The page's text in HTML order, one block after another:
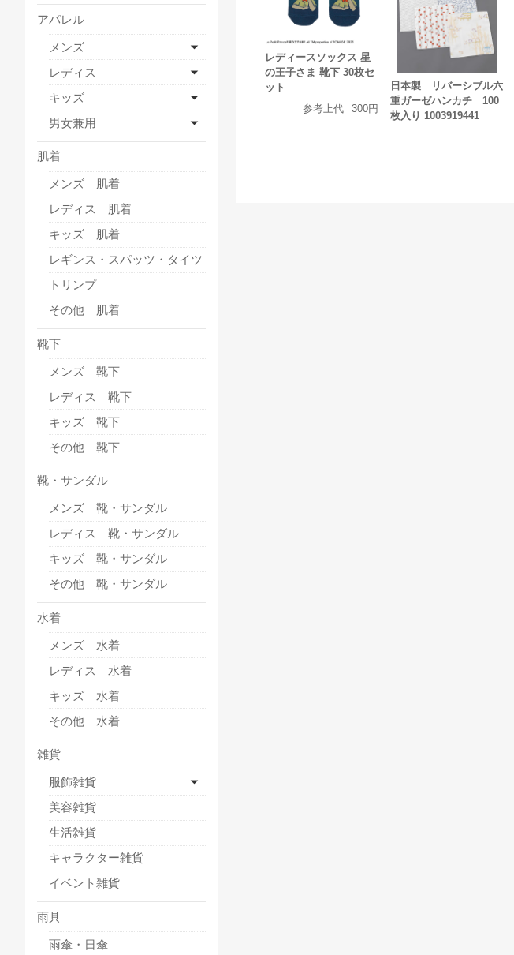
レディースソックス 星
の王子さま 靴下 30枚セ
ット
参考上代
300円
日本製 リバーシブル六
重ガーゼハンカチ 100
枚入り 1003919441
アパレル
メンズ
レディス
キッズ
男女兼用
肌着
メンズ 肌着
レディス 肌着
キッズ 肌着
レギンス・スパッツ・タイツ
トリンプ
その他 肌着
靴下
メンズ 靴下
レディス 靴下
キッズ 靴下
その他 靴下
靴・サンダル
メンズ 靴・サンダル
レディス 靴・サンダル
キッズ 靴・サンダル
その他 靴・サンダル
水着
メンズ 水着
レディス 水着
キッズ 水着
その他 水着
雑貨
服飾雑貨
美容雑貨
生活雑貨
キャラクター雑貨
イベント雑貨
雨具
雨傘・日傘